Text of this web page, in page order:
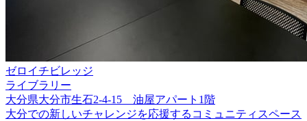
ゼロイチビレッジ
ライブラリー
大分県大分市生石2-4-15 油屋アパート1階
大分での新しいチャレンジを応援するコミュニティスペース